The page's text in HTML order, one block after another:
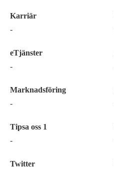
Karriär
-
eTjänster
-
Marknadsföring
-
Tipsa oss 1
-
Twitter